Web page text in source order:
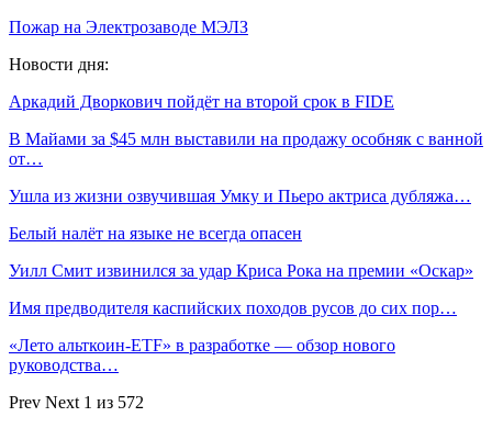
Пожар на Электрозаводе МЭЛЗ
Новости дня:
Аркадий Дворкович пойдёт на второй срок в FIDE
В Майами за $45 млн выставили на продажу особняк с ванной
от…
Ушла из жизни озвучившая Умку и Пьеро актриса дубляжа…
Белый налёт на языке не всегда опасен
Уилл Смит извинился за удар Криса Рока на премии «Оскар»
Имя предводителя каспийских походов русов до сих пор…
«Лето альткоин-ETF» в разработке — обзор нового
руководства…
Prev Next 1 из 572